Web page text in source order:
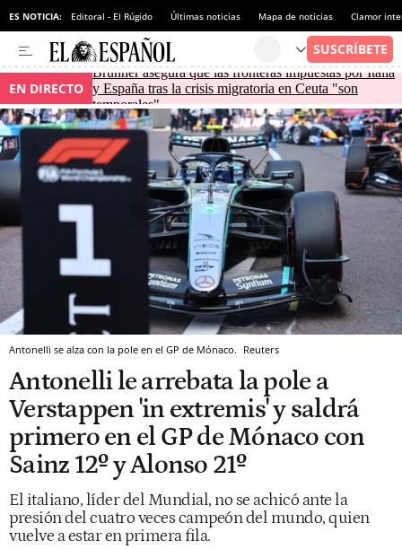
ES NOTICIA: Editoral - El Rúgido Últimas noticias Mapa de noticias Clamor
EN DIRECTO
Brunner asegura que las fronteras impuestas por Italia
y España tras la crisis migratoria en Ceuta "son
temporales"
Antonelli se alza con la pole en el GP de Mónaco. Reuters
Antonelli le arrebata la pole a
Verstappen 'in extremis' y saldrá
primero en el GP de Mónaco con
Sainz 12º y Alonso 21º
El italiano, líder del Mundial, no se achicó ante la
presión del cuatro veces campeón del mundo, quien
vuelve a estar en primera fila.